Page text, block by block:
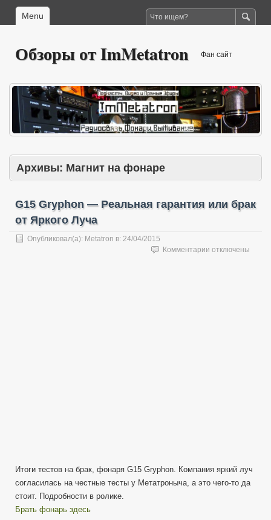
Menu
Обзоры от ImMetatron Фан сайт
Архивы: Магнит на фонаре
G15 Gryphon — Реальная гарантия или брак
от Яркого Луча
Опубликовал(а): Metatron в: 24/04/2015
Комментарии котключены
Итоги тестов на брак, фонаря G15 Gryphon. Компания яркий луч
согласилась на честные тесты у Метатроныча, а это чего-то да
стоит. Подробности в ролике.
Брать фонарь здесь